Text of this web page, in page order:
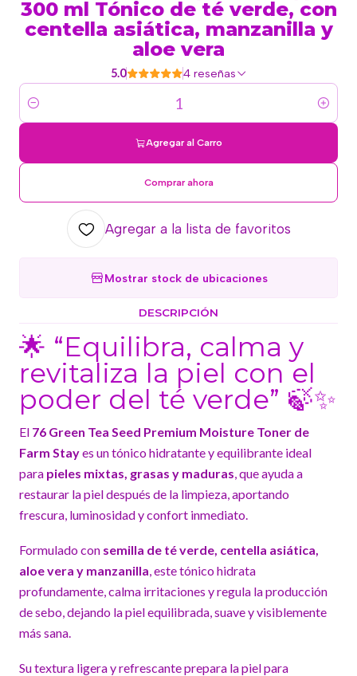
300 ml Tónico de té verde, con
centella asiática, manzanilla y
aloe vera
5.0 4 reseñas
Cantidad
Agregar al Carro
Comprar ahora
Agregar a la lista de favoritos
Mostrar stock de ubicaciones
DESCRIPCIÓN
🌟 “Equilibra, calma y
revitaliza la piel con el
poder del té verde” 🍃✨
El 76 Green Tea Seed Premium Moisture Toner de
Farm Stayes un tónico hidratante y equilibrante ideal
para pieles mixtas, grasas y maduras, que ayuda a
restaurar la piel después de la limpieza, aportando
frescura, luminosidad y confort inmediato.
Formulado con semilla de té verde, centella asiática,
aloe vera y manzanilla, este tónico hidrata
profundamente, calma irritaciones y regula la producción
de sebo, dejando la piel equilibrada, suave y visiblemente
más sana.
Su textura ligera y refrescante prepara la piel para